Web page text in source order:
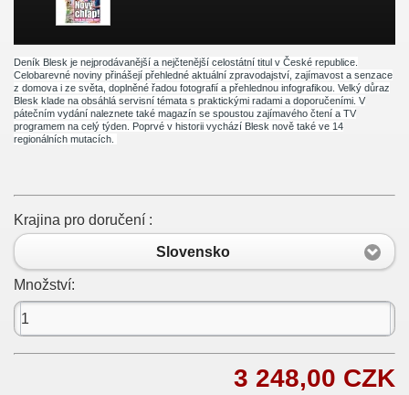
Deník Blesk je nejprodávanější a nejčtenější celostátní titul v České republice.
Celobarevné noviny přinášejí přehledné aktuální zpravodajství, zajímavost a senzace
z domova i ze světa, doplněné řadou fotografií a přehlednou infografikou. Velký důraz
Blesk klade na obsáhlá servisní témata s praktickými radami a doporučeními. V
pátečním vydání naleznete také magazín se spoustou zajímavého čtení a TV
programem na celý týden. Poprvé v historii vychází Blesk nově také ve 14
regionálních mutacích.
Krajina pro doručení :
Slovensko
Množství:
3 248,00 CZK